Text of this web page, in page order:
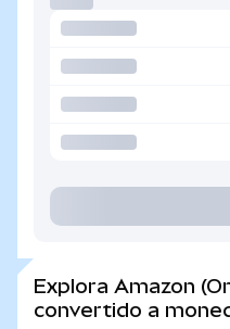
Explora Amazon
convertido a